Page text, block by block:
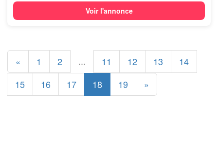
Voir l'annonce
« 1 2 ... 11 12 13
14
15
16 17 18 19 »